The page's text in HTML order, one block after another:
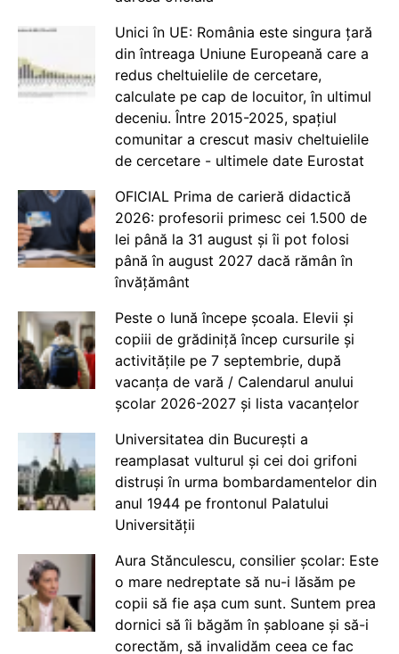
Unici în UE: România este singura țară
din întreaga Uniune Europeană care a
redus cheltuielile de cercetare,
calculate pe cap de locuitor, în ultimul
deceniu. Între 2015-2025, spațiul
comunitar a crescut masiv cheltuielile
de cercetare - ultimele date Eurostat
OFICIAL Prima de carieră didactică
2026: profesorii primesc cei 1.500 de
lei până la 31 august și îi pot folosi
până în august 2027 dacă rămân în
învățământ
Peste o lună începe școala. Elevii și
copiii de grădiniță încep cursurile și
activitățile pe 7 septembrie, după
vacanța de vară / Calendarul anului
școlar 2026-2027 și lista vacanțelor
Universitatea din București a
reamplasat vulturul și cei doi grifoni
distruși în urma bombardamentelor din
anul 1944 pe frontonul Palatului
Universității
Aura Stănculescu, consilier școlar: Este
o mare nedreptate să nu-i lăsăm pe
copii să fie așa cum sunt. Suntem prea
dornici să îi băgăm în șabloane și să-i
corectăm, să invalidăm ceea ce fac